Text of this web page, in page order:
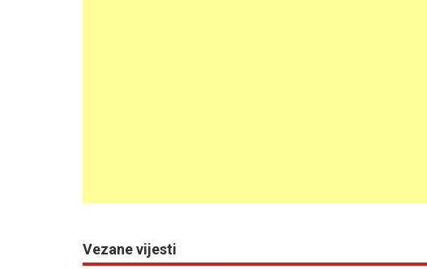
Vezane vijesti